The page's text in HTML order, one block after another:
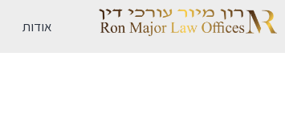
אודות